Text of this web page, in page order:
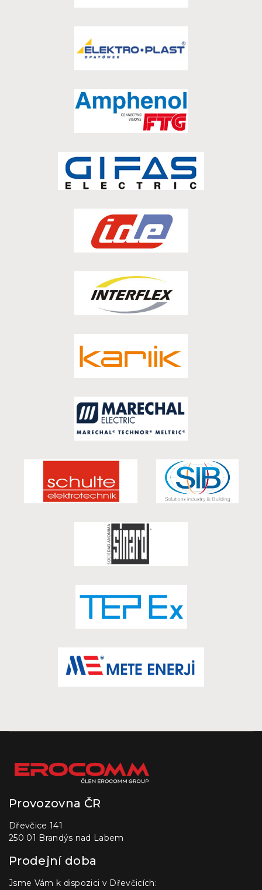
Provozovna ČR
Dřevčice 141
250 01 Brandýs nad Labem
Prodejní doba
Jsme Vám k dispozici v Dřevčicích: